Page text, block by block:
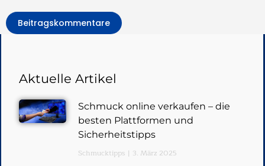
Beitragskommentare
Aktuelle Artikel
Schmuck online verkaufen – die
besten Plattformen und
Sicherheitstipps
Schmucktipps 3. März 2025